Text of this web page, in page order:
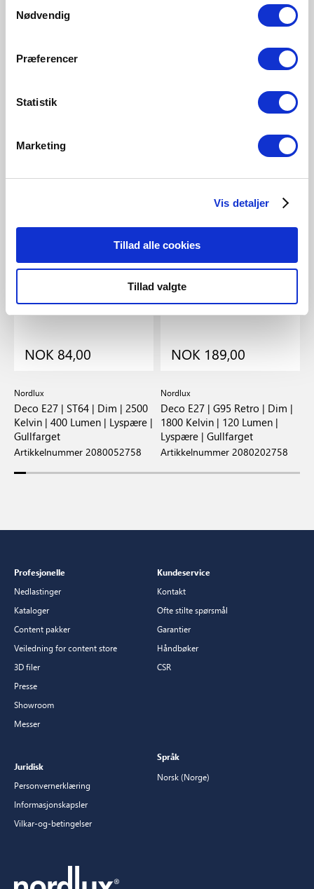
Nødvendig
Præferencer
Statistik
Marketing
Vis detaljer
Tillad alle cookies
Tillad valgte
Klar
NOK 84,00
Nordlux
Deco E27 | ST64 | Dim | 2500
Kelvin | 400 Lumen | Lyspære |
Gullfarget
Artikkelnummer 2080052758
NOK 189,00
Nordlux
Deco E27 | G95 Retro | Dim |
1800 Kelvin | 120 Lumen |
Lyspære | Gullfarget
Artikkelnummer 2080202758
Profesjonelle
Nedlastinger
Kataloger
Content pakker
Veiledning for content store
3D filer
Presse
Showroom
Messer
Kundeservice
Kontakt
Ofte stilte spørsmål
Garantier
Håndbøker
CSR
Juridisk
Personvernerklæring
Informasjonskapsler
Vilkar-og-betingelser
Språk
Norsk (Norge)